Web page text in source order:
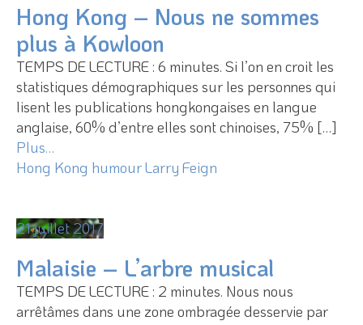
Hong Kong – Nous ne sommes
plus à Kowloon
TEMPS DE LECTURE : 6 minutes. Si l’on en croit les
statistiques démographiques sur les personnes qui
lisent les publications hongkongaises en langue
anglaise, 60% d’entre elles sont chinoises, 75% […]
Plus…
Hong Kong humourLarry Feign
21 juillet 2017
Malaisie – L’arbre musical
TEMPS DE LECTURE : 2 minutes. Nous nous
arrêtâmes dans une zone ombragée desservie par